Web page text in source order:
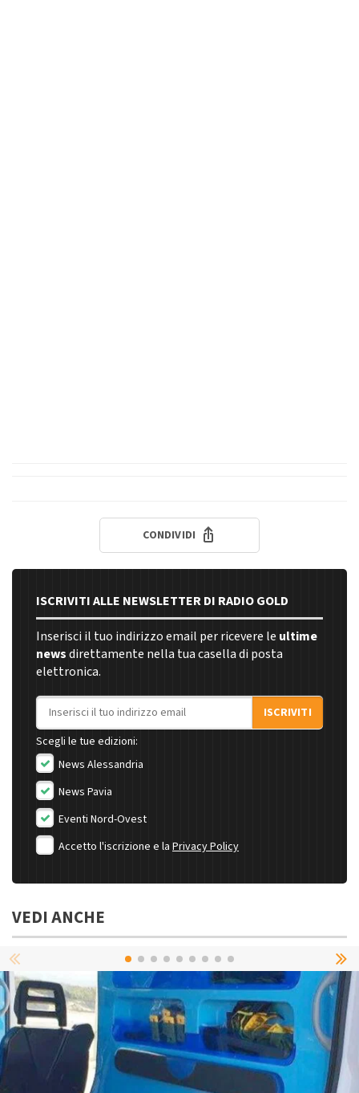
CONDIVIDI
ISCRIVITI ALLE NEWSLETTER DI RADIO GOLD
Inserisci il tuo indirizzo email per ricevere le ultime
newsdirettamente nella tua casella di posta
elettronica.
Indirizzo email
ISCRIVITI
Scegli le tue edizioni:
News Alessandria
News Pavia
Eventi Nord-Ovest
Accetto l'iscrizione e la Privacy Policy
VEDI ANCHE